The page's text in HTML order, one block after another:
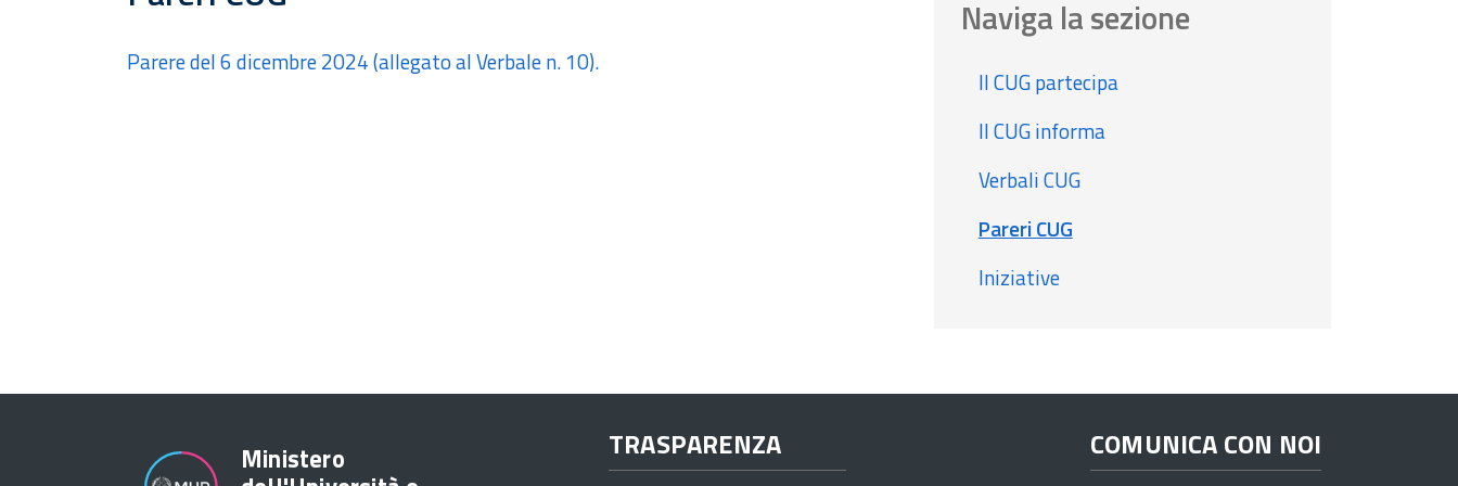
Parere del 6 dicembre 2024 (allegato al Verbale n. 10).
Naviga la sezione
Il CUG partecipa
Il CUG informa
Verbali CUG
Pareri CUG
Iniziative
Ministero TRASPARENZA COMUNICA CON NOI